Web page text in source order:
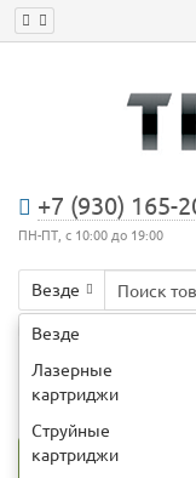
+7 (930) 165-
ПН-ПТ, с 10:00 до 19:00
Везде
Везде
Лазерные
картриджи
Струйные
картриджи
Например:
О компании
Гарантии
Каталог